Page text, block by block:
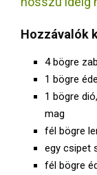
Hozzávalók
4 bögre
1 bögre
1 bögre
mag
fél bögre
egy csipet
fél bögre